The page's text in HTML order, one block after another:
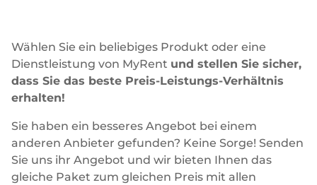
Wählen Sie ein beliebiges Produkt oder eine
Dienstleistung von MyRent und stellen Sie sicher,
dass Sie das beste Preis-Leistungs-Verhältnis
erhalten!
Sie haben ein besseres Angebot bei einem
anderen Anbieter gefunden? Keine Sorge! Senden
Sie uns ihr Angebot und wir bieten Ihnen das
gleiche Paket zum gleichen Preis mit allen